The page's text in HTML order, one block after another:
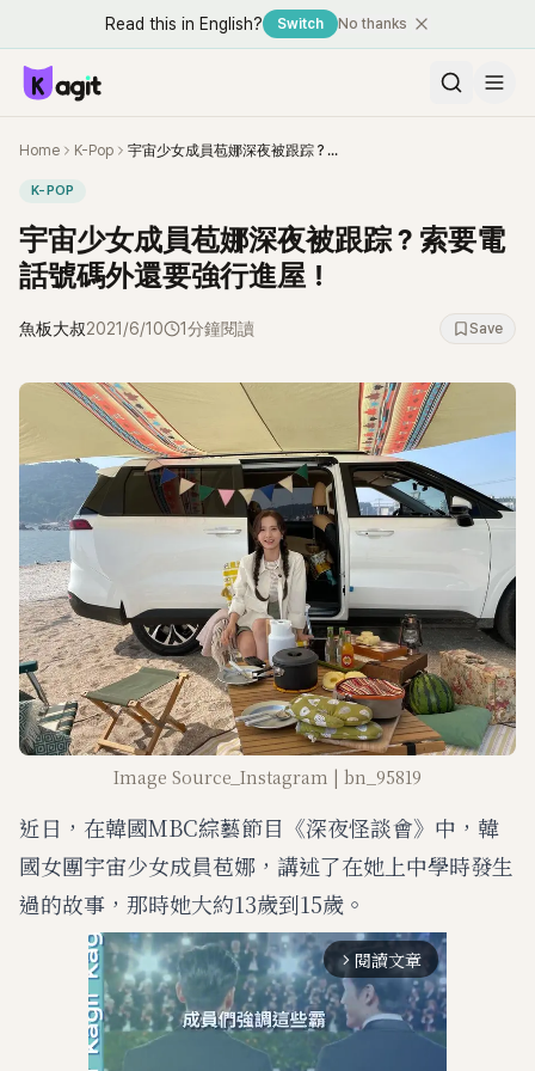
Read this in English? Switch No thanks
Home K-Pop 宇宙少女成員苞娜深夜被跟踪？索要電話號碼外還要強行進屋！
K-POP
宇宙少女成員苞娜深夜被跟踪？索要電
話號碼外還要強行進屋！
魚板大叔2021/6/10 1分鐘閱讀 Save
Image Source_Instagram | bn_95819
近日，在韓國MBC綜藝節目《深夜怪談會》中，韓
國女團宇宙少女成員苞娜，講述了在她上中學時發生
過的故事，那時她大約13歲到15歲。
arrow_forward_ios 閱讀文章